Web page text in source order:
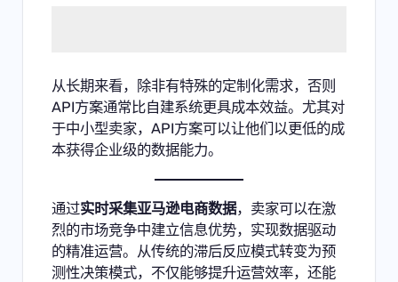
从长期来看，除非有特殊的定制化需求，否则
API方案通常比自建系统更具成本效益。尤其对
于中小型卖家，API方案可以让他们以更低的成
本获得企业级的数据能力。
通过实时采集亚马逊电商数据，卖家可以在激
烈的市场竞争中建立信息优势，实现数据驱动
的精准运营。从传统的滞后反应模式转变为预
测性决策模式，不仅能够提升运营效率，还能